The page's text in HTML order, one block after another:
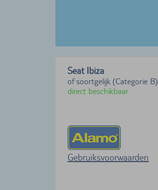
Seat Ibiza
of soortgelijk (Categorie B)
direct beschikbaar
Gebruiksvoorwaarden